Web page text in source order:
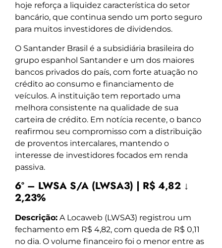
hoje reforça a liquidez característica do setor
bancário, que continua sendo um porto seguro
para muitos investidores de dividendos.
O Santander Brasil é a subsidiária brasileira do
grupo espanhol Santander e um dos maiores
bancos privados do país, com forte atuação no
crédito ao consumo e financiamento de
veículos. A instituição tem reportado uma
melhora consistente na qualidade de sua
carteira de crédito. Em notícia recente, o banco
reafirmou seu compromisso com a distribuição
de proventos intercalares, mantendo o
interesse de investidores focados em renda
passiva.
6º – LWSA S/A (LWSA3) | R$ 4,82 ↓
2,23%
Descrição: A Locaweb (LWSA3) registrou um
fechamento em R$ 4,82, com queda de R$ 0,11
no dia. O volume financeiro foi o menor entre as